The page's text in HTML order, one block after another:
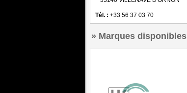
Tél. : +33 56 37 03 70
Marques disponibles